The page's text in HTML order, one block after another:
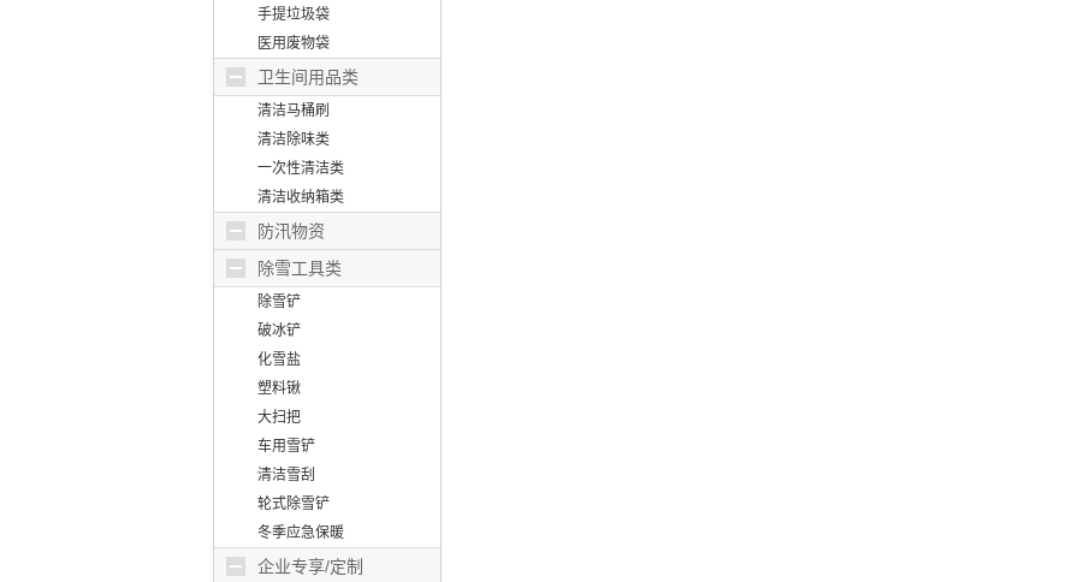
手提垃圾袋
医用废物袋
卫生间用品类
清洁马桶刷
清洁除味类
一次性清洁类
清洁收纳箱类
防汛物资
除雪工具类
除雪铲
破冰铲
化雪盐
塑料锹
大扫把
车用雪铲
清洁雪刮
轮式除雪铲
冬季应急保暖
企业专享/定制